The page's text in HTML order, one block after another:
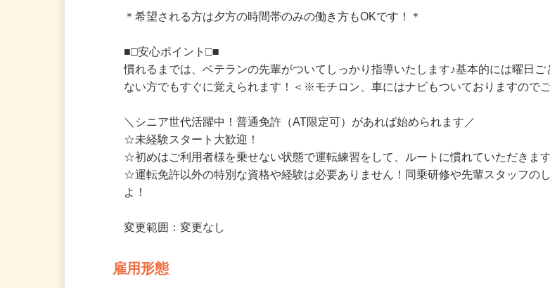
■□安心ポイント□■
慣れるまでは、ベテランの先輩がついてしっかり指導いたします♪基本的には曜日
＼シニア世代活躍中！普通免許（AT限定可）があれば始められます／
☆未経験スタート大歓迎！
☆初めはご利用者様を乗せない状態で運転練習をして、ルートに慣れていただき
☆運転免許以外の特別な資格や経験は必要ありません！同乗研修や先輩スタッフ
よ！